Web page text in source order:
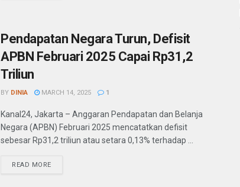
Pendapatan Negara Turun, Defisit
APBN Februari 2025 Capai Rp31,2
Triliun
BY DINIA MARCH 14, 2025 1
Kanal24, Jakarta – Anggaran Pendapatan dan Belanja
Negara (APBN) Februari 2025 mencatatkan defisit
sebesar Rp31,2 triliun atau setara 0,13% terhadap ...
READ MORE